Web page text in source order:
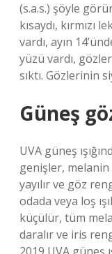
(s.a.s.) şöyle
kısaydı,
vardı, ayın
yüzü vardı,
sıktı. Gözlerinin
Güneş
UVA güneş
genişler,
yayılır ve göz
odada veya loş
küçülür, tüm
daralır ve iris